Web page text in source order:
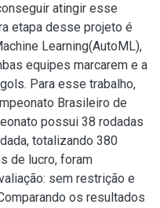
atingir esse
etapa desse projeto é
Learning(AutoML),
equipes marcarem e a
Para esse trabalho,
Brasileiro de
possui 38 rodadas
totalizando 380
de lucro, foram
sem restrição e
os resultados